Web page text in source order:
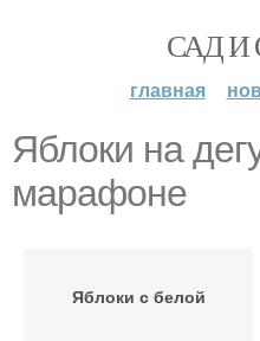
САД И
главная
Яблоки на
марафоне
Яблоки с белой